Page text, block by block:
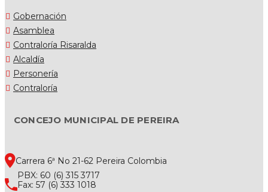
Gobernación
Asamblea
Contraloría Risaralda
Alcaldía
Personería
Contraloría
CONCEJO MUNICIPAL DE PEREIRA
Carrera 6ª No 21-62 Pereira Colombia
PBX: 60 (6) 315 3717
Fax: 57 (6) 333 1018